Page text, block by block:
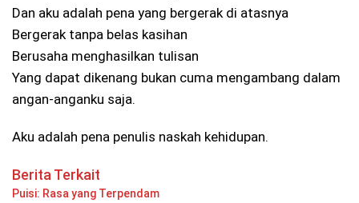
Dan aku adalah pena yang bergerak di atasnya
Bergerak tanpa belas kasihan
Berusaha menghasilkan tulisan
Yang dapat dikenang bukan cuma mengambang dalam
angan-anganku saja.
Aku adalah pena penulis naskah kehidupan.
Berita Terkait
Puisi: Rasa yang Terpendam